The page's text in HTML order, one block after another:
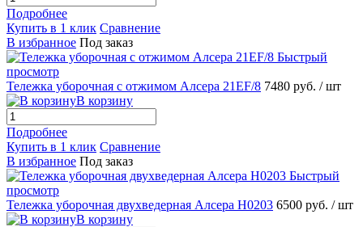
Подробнее
Купить в 1 клик Сравнение
В избранное Под заказ
Быстрый
просмотр
Тележка уборочная с отжимом Алсера 21EF/8 7480 руб. / шт
В корзину
Подробнее
Купить в 1 клик Сравнение
В избранное Под заказ
Быстрый
просмотр
Тележка уборочная двухведерная Алсера H0203 6500 руб. / шт
В корзину